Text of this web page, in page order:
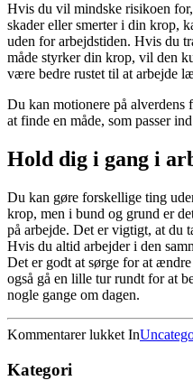
Hvis du vil mindske risikoen
skader eller smerter i din krop,
uden for arbejdstiden. Hvis du
måde styrker din krop, vil den
være bedre rustet til at arbejde
Du kan motionere på alverdens
at finde en måde, som passer
Hold dig i gang i
Du kan gøre forskellige ting
krop, men i bund og grund er
på arbejde. Det er vigtigt, at du
Hvis du altid arbejder i den
Det er godt at sørge for at
også gå en lille tur rundt for at
nogle gange om dagen.
Kommentarer lukkettilIn
Kategori